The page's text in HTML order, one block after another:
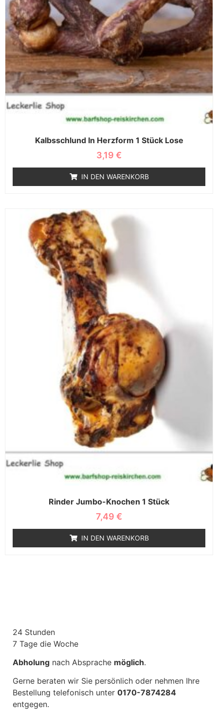
Kalbsschlund In Herzform 1 Stück Lose
3,19 €
IN DEN WARENKORB
Rinder Jumbo-Knochen 1 Stück
7,49 €
IN DEN WARENKORB
24 Stunden
7 Tage die Woche
Abholung nach Absprache möglich.
Gerne beraten wir Sie persönlich oder nehmen Ihre
Bestellung telefonisch unter 0170-7874284
entgegen.